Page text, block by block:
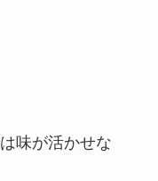
味が活かせな